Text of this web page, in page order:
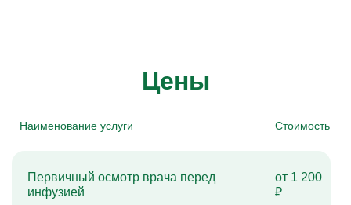
Цены
Наименование услуги Стоимость
Первичный осмотр врача перед
инфузией
от 1 200
₽